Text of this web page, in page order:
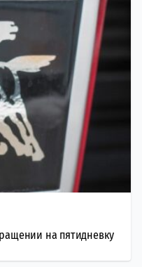
на пятидневку